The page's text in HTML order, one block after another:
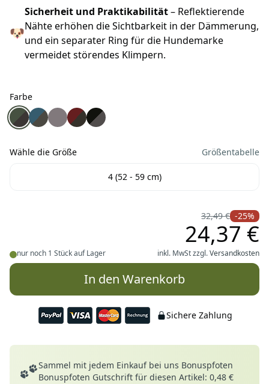
🐶
Sicherheit und Praktikabilität– Reflektierende
Nähte erhöhen die Sichtbarkeit in der Dämmerung,
und ein separater Ring für die Hundemarke
vermeidet störendes Klimpern.
Farbe
Farbe
Wolters Active Pro Comfort Hundehalsband grün/
Wolters Active Pro Comfort Hundehalsband petrol/
Wolters Active Pro Comfort Hundehalsband
Wolters Active Pro Comfort
Wolters Active Pro Comfort
Wähle die Größe Größentabelle
4 (52 - 59 cm)
nur noch 1 Stück auf Lager
32,49 € -25%
24,37 €
inkl. MwSt zzgl.Versandkosten
In den Warenkorb
Sichere Zahlung
Deine Vorteile
Sammel mit jedem Einkauf bei uns Bonuspfoten
Bonuspfoten Gutschrift für diesen Artikel: 0,48 €